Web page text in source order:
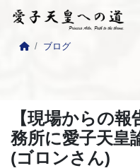
ブログ
【現場からの
務所に愛子天皇
(ゴロンさん)